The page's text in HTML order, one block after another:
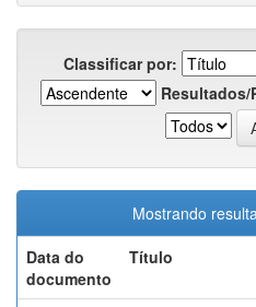
Classificar por:
Resultados/
Mostrando
Data do
documento
Título